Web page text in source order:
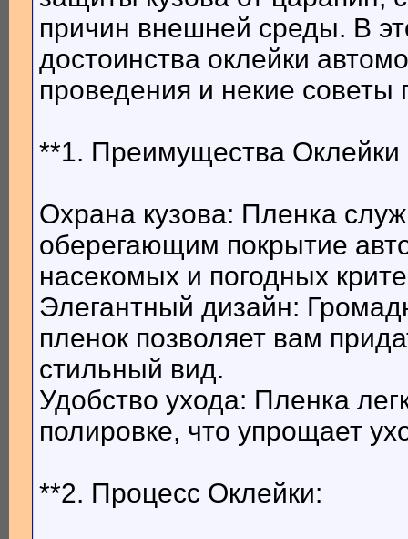
причин внешней среды. В
достоинства оклейки
проведения и некие советы
**1. Преимущества Оклейки
Охрана кузова: Пленка
оберегающим покрытие
насекомых и погодных
Элегантный дизайн:
пленок позволяет вам
стильный вид.
Удобство ухода: Пленка
полировке, что упрощает
**2. Процесс Оклейки: